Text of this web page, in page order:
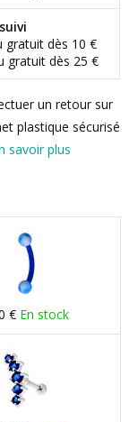
gratuit dès 10 €
gratuit dès 25 €
un retour sur
plastique sécurisé
savoir plus
€ En stock